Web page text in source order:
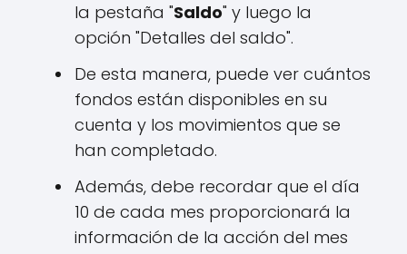
la pestaña "Saldo" y luego la
opción "Detalles del saldo".
De esta manera, puede ver cuántos
fondos están disponibles en su
cuenta y los movimientos que se
han completado.
Además, debe recordar que el día
10 de cada mes proporcionará la
información de la acción del mes